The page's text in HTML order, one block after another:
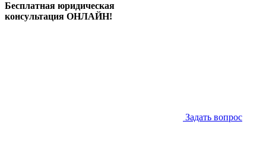
Бесплатная юридическая
консультация ОНЛАЙН!
Задать вопрос